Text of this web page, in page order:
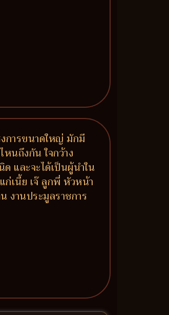
การขนาดใหญ่ มักมี
นถึงกัน ใจกว้าง
และจะได้เป็นผู้นำใน
ก่เนี้ย เจ๊ ลูกพี่ หัวหน้า
งานประมูลราชการ